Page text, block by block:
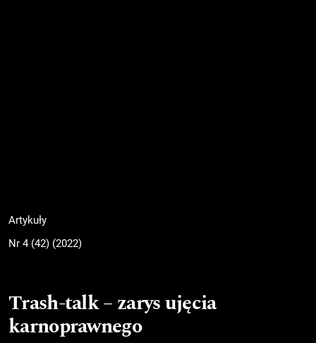
Artykuły
Nr 4 (42) (2022)
Trash-talk – zarys ujęcia
karnoprawnego